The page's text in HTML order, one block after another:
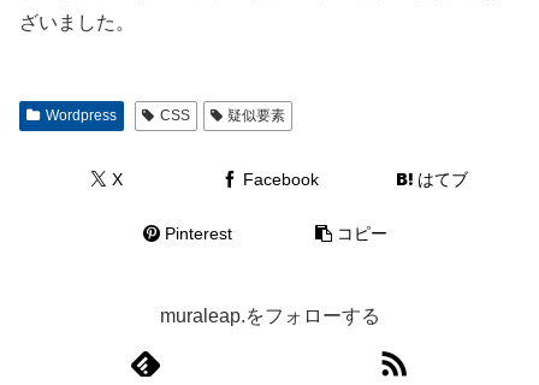
ざいました。
Wordpress CSS 疑似要素
X Facebook はてブ
Pinterest コピー
muraleap.をフォローする